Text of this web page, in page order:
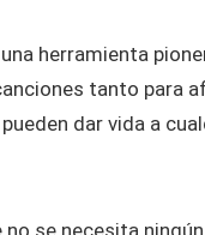
herramienta
tanto para
dar vida a
no se necesita